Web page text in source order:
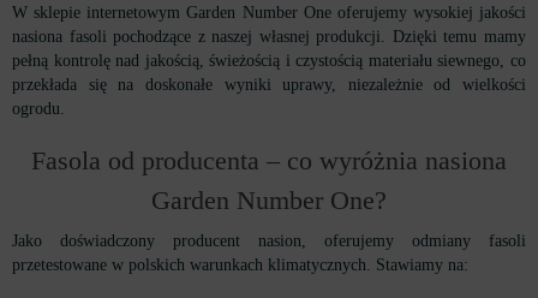
W sklepie internetowym Garden Number One oferujemy wysokiej jakości
nasiona fasoli pochodzące z naszej własnej produkcji. Dzięki temu mamy
pełną kontrolę nad jakością, świeżością i czystością materiału siewnego, co
przekłada się na doskonałe wyniki uprawy, niezależnie od wielkości
ogrodu.
Fasola od producenta – co wyróżnia nasiona
Garden Number One?
Jako doświadczony producent nasion, oferujemy odmiany fasoli
przetestowane w polskich warunkach klimatycznych. Stawiamy na: